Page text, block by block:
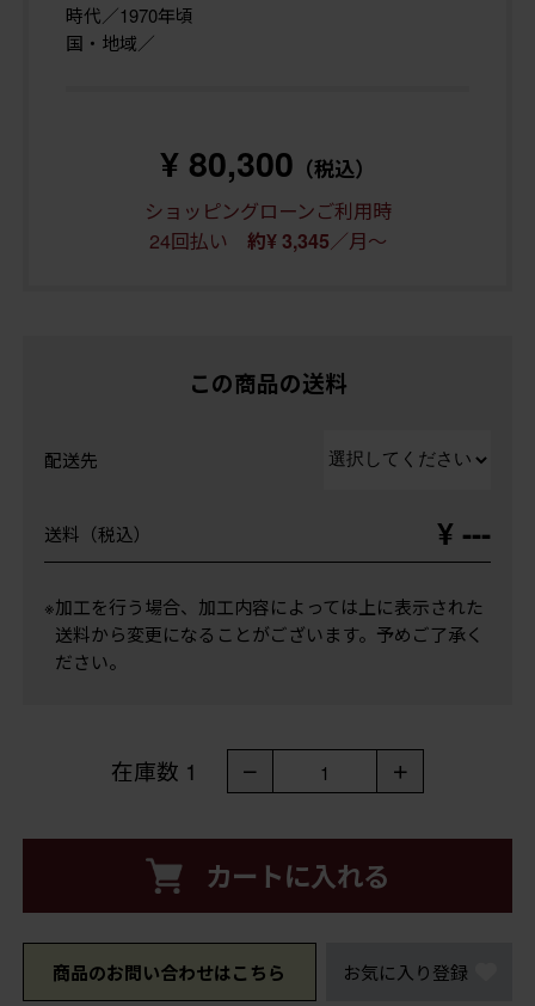
時代／1970年頃
国・地域／
¥ 80,300 （税込）
ショッピングローンご利用時
24回払い 約¥ 3,345／月～
この商品の送料
配送先
送料（税込） ¥ ---
※加工を行う場合、加工内容によっては上に表示された
送料から変更になることがございます。予めご了承く
ださい。
在庫数 1 － 1 ＋
カートに入れる
商品のお問い合わせはこちら お気に入り登録